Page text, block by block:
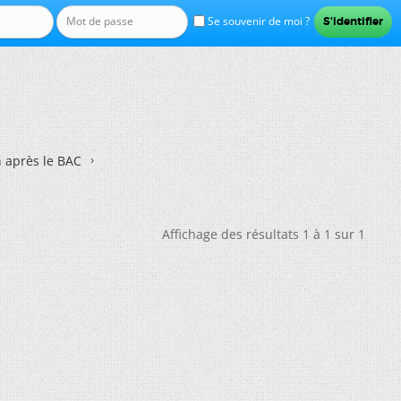
Se souvenir de moi ?
le BAC
Affichage des résultats 1 à 1 sur 1